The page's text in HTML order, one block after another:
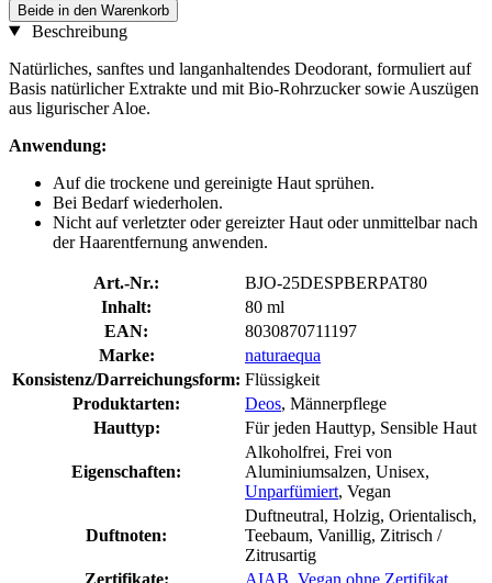
Beide in den Warenkorb
Beschreibung
Natürliches, sanftes und langanhaltendes Deodorant, formuliert auf
Basis natürlicher Extrakte und mit Bio-Rohrzucker sowie Auszügen
aus ligurischer Aloe.
Anwendung:
Auf die trockene und gereinigte Haut sprühen.
Bei Bedarf wiederholen.
Nicht auf verletzter oder gereizter Haut oder unmittelbar nach
der Haarentfernung anwenden.
Art.-Nr.:
BJO-25DESPBERPAT80
Inhalt:
80 ml
EAN:
8030870711197
Marke:
naturaequa
Konsistenz/Darreichungsform: Flüssigkeit
Produktarten:
Deos, Männerpflege
Hauttyp:
Für jeden Hauttyp, Sensible Haut
Eigenschaften:
Alkoholfrei, Frei von
Aluminiumsalzen, Unisex,
Unparfümiert, Vegan
Duftnoten:
Duftneutral, Holzig, Orientalisch,
Teebaum, Vanillig, Zitrisch /
Zitrusartig
Zertifikate:
AIAB Vegan ohne Zertifikat